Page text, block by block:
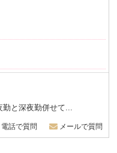
と深夜勤併せて...
電話で質問 メールで質問